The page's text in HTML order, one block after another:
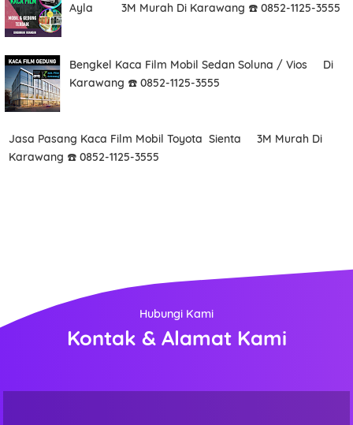
Ayla 3M Murah Di Karawang ☎️ 0852-1125-3555
Bengkel Kaca Film Mobil Sedan Soluna / Vios Di
Karawang ☎️ 0852-1125-3555
Jasa Pasang Kaca Film Mobil Toyota Sienta 3M Murah Di
Karawang ☎️ 0852-1125-3555
Hubungi Kami
Kontak & Alamat Kami